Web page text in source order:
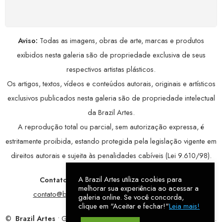
Aviso: Todas as imagens, obras de arte, marcas e produtos
exibidos nesta galeria são de propriedade exclusiva de seus
respectivos artistas plásticos.
Os artigos, textos, vídeos e conteúdos autorais, originais e artísticos
exclusivos publicados nesta galeria são de propriedade intelectual
da Brazil Artes.
A reprodução total ou parcial, sem autorização expressa, é
estritamente proibida, estando protegida pela legislação vigente em
direitos autorais e sujeita às penalidades cabíveis (Lei 9.610/98).
Contatos: WhatsApp:79 9998-1221/ E-mail:
contato@brazilartes.com/ Instagram:@brazilartes
© Brazil Artes • Galeria Online.9 anosde história (2017 – 2026).
A Brazil Artes utiliza cookies para
melhorar sua experiência ao acessar a
galeria online. Se você concorda,
clique em "Aceitar e fechar!"Leia mais!